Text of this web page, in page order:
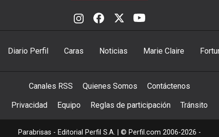
Diario Perfil Caras Noticias Marie Claire
Canales RSS Quienes Somos Contáctenos
Privacidad Equipo Reglas de participación Tránsito
Parabrisas - Editorial Perfil S.A. | © Perfil.com 2006-2026 -